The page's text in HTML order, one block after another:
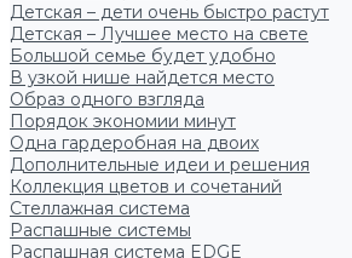
Детская – дети очень быстро растут
Детская – Лучшее место на свете
Большой семье будет удобно
В узкой нише найдется место
Образ одного взгляда
Порядок экономии минут
Одна гардеробная на двоих
Дополнительные идеи и решения
Коллекция цветов и сочетаний
Стеллажная система
Распашные системы
Распашная система EDGE